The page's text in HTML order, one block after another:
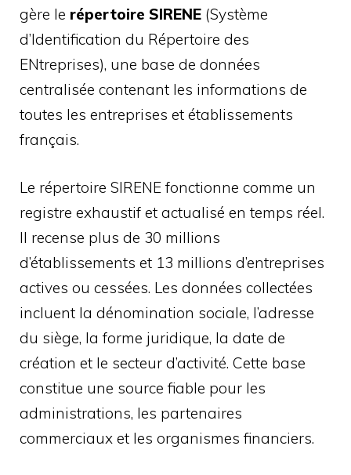
gère le répertoire SIRENE (Système
d’Identification du Répertoire des
ENtreprises), une base de données
centralisée contenant les informations de
toutes les entreprises et établissements
français.
Le répertoire SIRENE fonctionne comme un
registre exhaustif et actualisé en temps réel.
Il recense plus de 30 millions
d’établissements et 13 millions d’entreprises
actives ou cessées. Les données collectées
incluent la dénomination sociale, l’adresse
du siège, la forme juridique, la date de
création et le secteur d’activité. Cette base
constitue une source fiable pour les
administrations, les partenaires
commerciaux et les organismes financiers.